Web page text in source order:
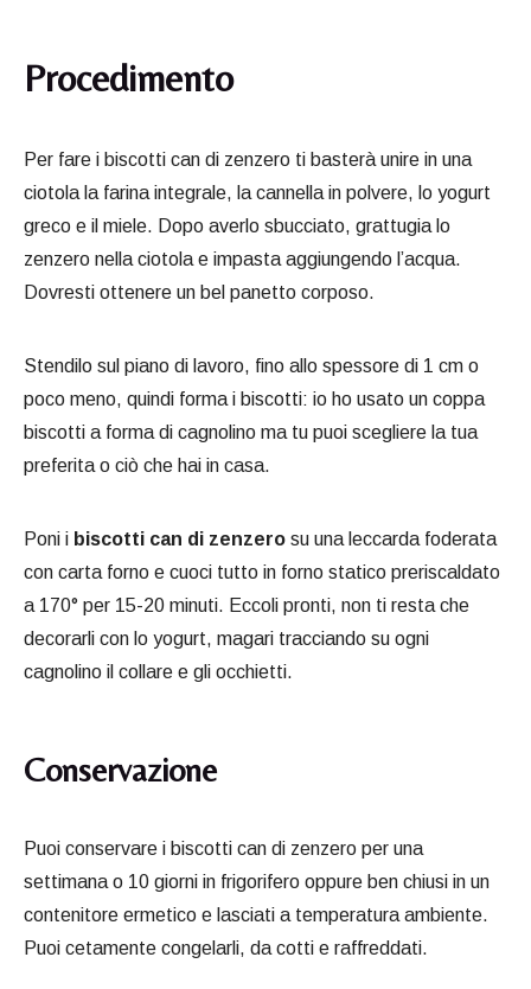
Procedimento
Per fare i biscotti can di zenzero ti basterà unire in una
ciotola la farina integrale, la cannella in polvere, lo yogurt
greco e il miele. Dopo averlo sbucciato, grattugia lo
zenzero nella ciotola e impasta aggiungendo l’acqua.
Dovresti ottenere un bel panetto corposo.
Stendilo sul piano di lavoro, fino allo spessore di 1 cm o
poco meno, quindi forma i biscotti: io ho usato un coppa
biscotti a forma di cagnolino ma tu puoi scegliere la tua
preferita o ciò che hai in casa.
Poni i biscotti can di zenzero su una leccarda foderata
con carta forno e cuoci tutto in forno statico preriscaldato
a 170° per 15-20 minuti. Eccoli pronti, non ti resta che
decorarli con lo yogurt, magari tracciando su ogni
cagnolino il collare e gli occhietti.
Conservazione
Puoi conservare i biscotti can di zenzero per una
settimana o 10 giorni in frigorifero oppure ben chiusi in un
contenitore ermetico e lasciati a temperatura ambiente.
Puoi cetamente congelarli, da cotti e raffreddati.